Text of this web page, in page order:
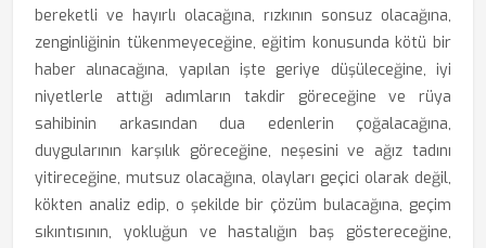
bereketli ve hayırlı olacağına, rızkının sonsuz olacağına,
zenginliğinin tükenmeyeceğine, eğitim konusunda kötü bir
haber alınacağına, yapılan işte geriye düşüleceğine, iyi
niyetlerle attığı adımların takdir göreceğine ve rüya
sahibinin arkasından dua edenlerin çoğalacağına,
duygularının karşılık göreceğine, neşesini ve ağız tadını
yitireceğine, mutsuz olacağına, olayları geçici olarak değil,
kökten analiz edip, o şekilde bir çözüm bulacağına, geçim
sıkıntısının, yokluğun ve hastalığın baş göstereceğine,